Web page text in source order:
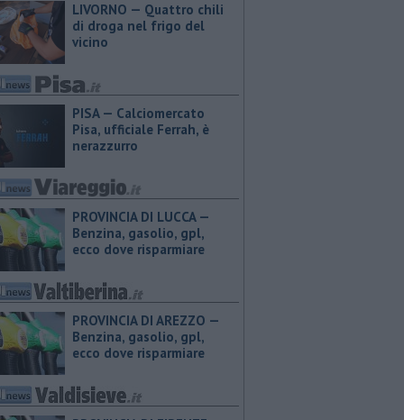
LIVORNO — Quattro chili
di droga nel frigo del
vicino
PISA — Calciomercato
Pisa, ufficiale Ferrah, è
nerazzurro
PROVINCIA DI LUCCA — ​
Benzina, gasolio, gpl,
ecco dove risparmiare
PROVINCIA DI AREZZO — ​
Benzina, gasolio, gpl,
ecco dove risparmiare